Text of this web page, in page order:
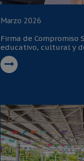
Marzo 2026
Firma de Compromiso
educativo, cultural y